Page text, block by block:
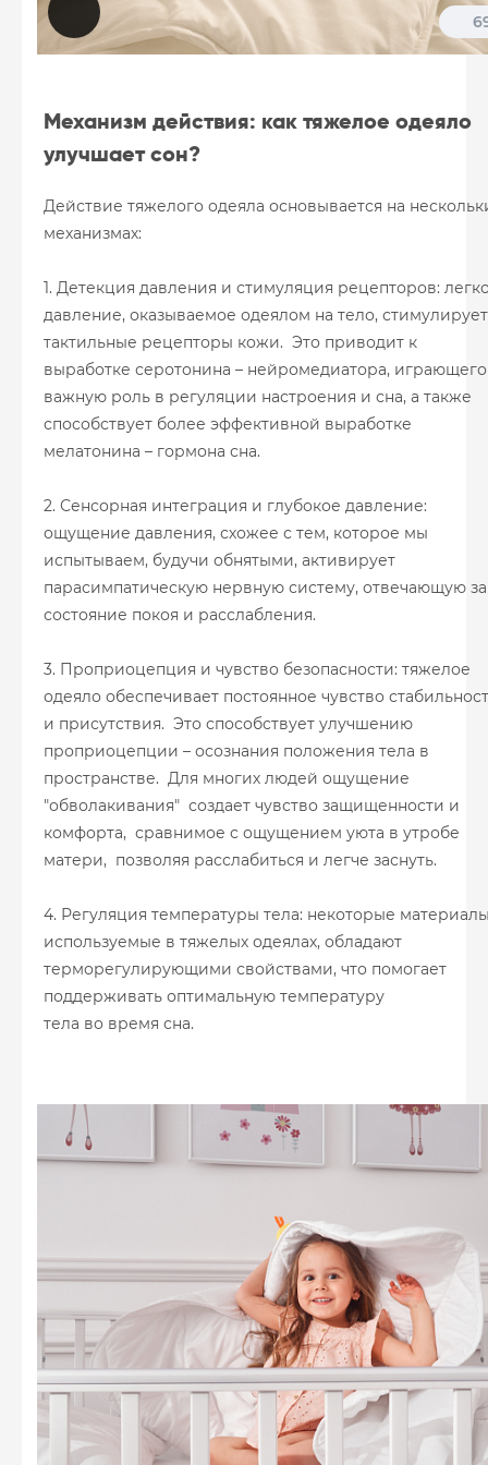
Механизм действия: как тяжелое одеяло
улучшает сон?
Действие тяжелого одеяла основывается на
механизмах:
1. Детекция давления и стимуляция рецепторов:
давление, оказываемое одеялом на тело, стимулирует
тактильные рецепторы кожи. Это приводит к
выработке серотонина – нейромедиатора, играющего
важную роль в регуляции настроения и сна, а также
способствует более эффективной выработке
мелатонина – гормона сна.
2. Сенсорная интеграция и глубокое давление:
ощущение давления, схожее с тем, которое мы
испытываем, будучи обнятыми, активирует
парасимпатическую нервную систему, отвечающую за
состояние покоя и расслабления.
3. Проприоцепция и чувство безопасности: тяжелое
одеяло обеспечивает постоянное чувство
и присутствия. Это способствует улучшению
проприоцепции – осознания положения тела в
пространстве. Для многих людей ощущение
"обволакивания" создает чувство защищенности и
комфорта, сравнимое с ощущением уюта в утробе
матери, позволяя расслабиться и легче заснуть.
4. Регуляция температуры тела: некоторые
используемые в тяжелых одеялах, обладают
терморегулирующими свойствами, что помогает
поддерживать оптимальную температуру
тела во время сна.